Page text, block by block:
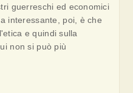
guerreschi ed economici
interessante, poi, è che
e quindi sulla
non si può più